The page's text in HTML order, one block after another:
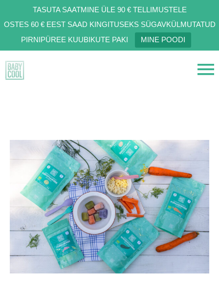
TASUTA SAATMINE ÜLE 90 € TELLIMUSTELE
OSTES 60 € EEST SAAD KINGITUSEKS SÜGAVKÜLMUTATUD
PIRNIPÜREE KUUBIKUTE PAKI
MINE POODI